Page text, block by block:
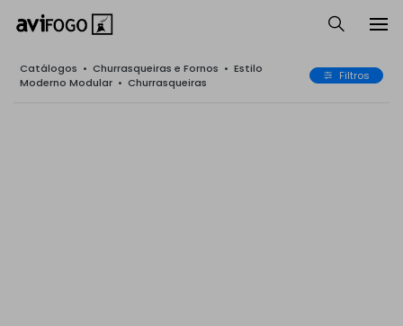
Catálogos • Churrasqueiras e Fornos • Estilo
Moderno Modular • Churrasqueiras Filtros